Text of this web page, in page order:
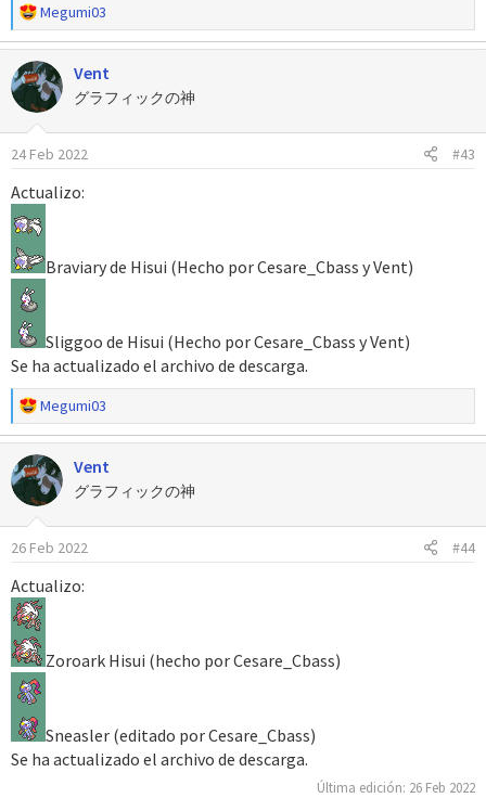
R
e
a
c
c
i
o
n
s
:
Megumi03
Vent
グラフィックの神
24 Feb 2022 #43
Actualizo:
Braviary de Hisui (Hecho por Cesare_Cbass y Vent)
Sliggoo de Hisui (Hecho por Cesare_Cbass y Vent)
Se ha actualizado el archivo de descarga.
R
e
a
c
c
i
o
n
s
:
Megumi03
Vent
グラフィックの神
26 Feb 2022 #44
Actualizo:
Zoroark Hisui (hecho por Cesare_Cbass)
Sneasler (editado por Cesare_Cbass)
Se ha actualizado el archivo de descarga.
Última edición: 26 Feb 2022